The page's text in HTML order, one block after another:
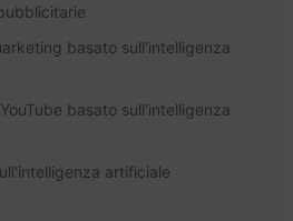
basato sull'intelligenza
basato sull'intelligenza
artificiale